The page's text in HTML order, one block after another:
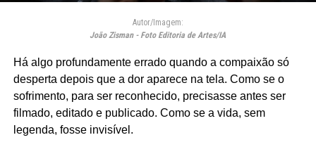
Autor/Imagem:
João Zisman - Foto Editoria de Artes/IA
Há algo profundamente errado quando a compaixão só
desperta depois que a dor aparece na tela. Como se o
sofrimento, para ser reconhecido, precisasse antes ser
filmado, editado e publicado. Como se a vida, sem
legenda, fosse invisível.